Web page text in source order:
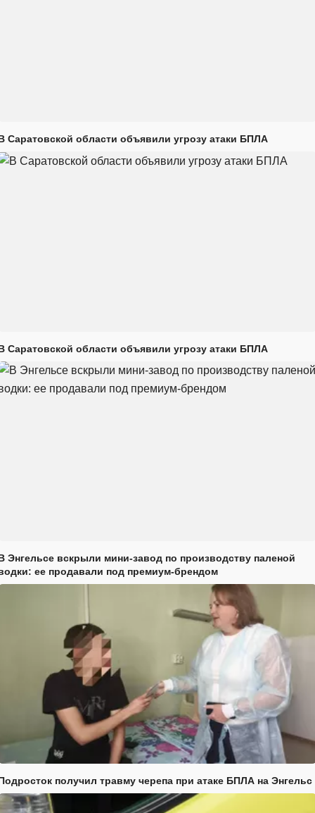
Саратовской области объявили угрозу атаки БПЛА
Саратовской области объявили угрозу атаки БПЛА
Энгельсе вскрыли мини-завод по производству паленой
ее продавали под премиум-брендом
получил травму черепа при атаке БПЛА на Энгельс